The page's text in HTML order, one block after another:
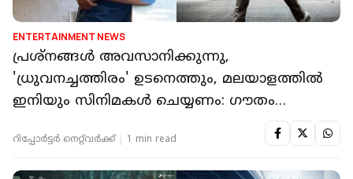
ENTERTAINMENT NEWS
പ്രശ്നങ്ങൾ അവസാനിക്കുന്നു,
'ധ്രുവനച്ചത്തിരം' ഉടനെത്തും, മലയാളത്തിൽ
ഇനിയും സിനിമകൾ ചെയ്യണം: ഗൗതം
റിപ്പോർട്ടർ നെറ്റ്‌വര്‍ക്ക്‌ 1 min read